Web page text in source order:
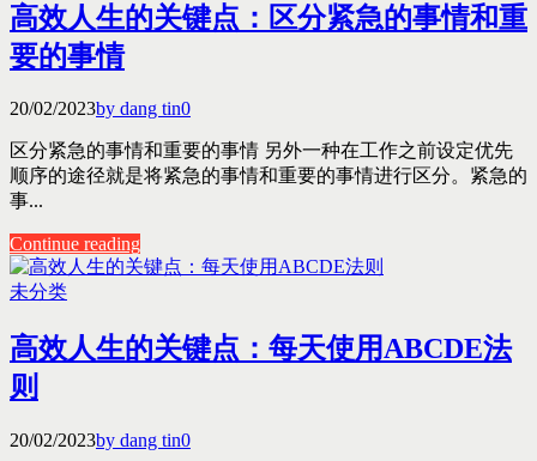
高效人生的关键点：区分紧急的事情和重
要的事情
20/02/2023by dang tin0
区分紧急的事情和重要的事情 另外一种在工作之前设定优先
顺序的途径就是将紧急的事情和重要的事情进行区分。紧急的
事...
Continue reading
未分类
高效人生的关键点：每天使用ABCDE法
则
20/02/2023by dang tin0